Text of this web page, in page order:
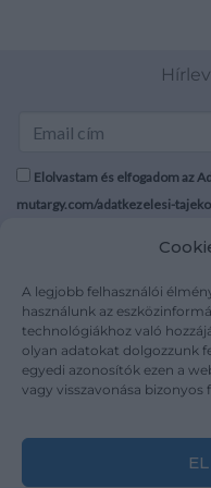
A legjobb felhasználói
használunk az
technológiákhoz való
olyan adatokat dolgozzunk
egyedi azonosítók ezen a
vagy visszavonása
Elolvastam és elfogadom az
mutargy.com/adatkezelesi-
Médiaajánlat
Karrier
Kapcsolat